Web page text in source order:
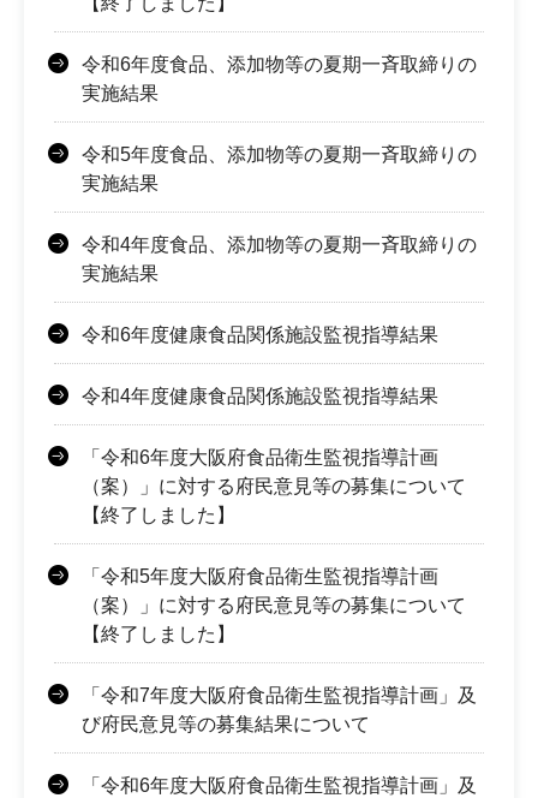
令和6年度食品、添加物等の夏期一斉取締りの
実施結果
令和5年度食品、添加物等の夏期一斉取締りの
実施結果
令和4年度食品、添加物等の夏期一斉取締りの
実施結果
令和6年度健康食品関係施設監視指導結果
令和4年度健康食品関係施設監視指導結果
「令和6年度大阪府食品衛生監視指導計画
（案）」に対する府民意見等の募集について
【終了しました】
「令和5年度大阪府食品衛生監視指導計画
（案）」に対する府民意見等の募集について
【終了しました】
「令和7年度大阪府食品衛生監視指導計画」及
び府民意見等の募集結果について
「令和6年度大阪府食品衛生監視指導計画」及